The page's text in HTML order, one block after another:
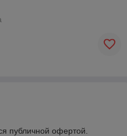
публичной офертой.